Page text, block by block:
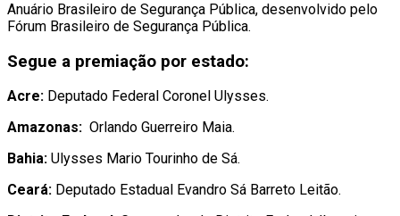
Anuário Brasileiro de Segurança Pública, desenvolvido pelo
Fórum Brasileiro de Segurança Pública.
Segue a premiação por estado:
Acre: Deputado Federal Coronel Ulysses.
Amazonas: Orlando Guerreiro Maia.
Bahia: Ulysses Mario Tourinho de Sá.
Ceará: Deputado Estadual Evandro Sá Barreto Leitão.